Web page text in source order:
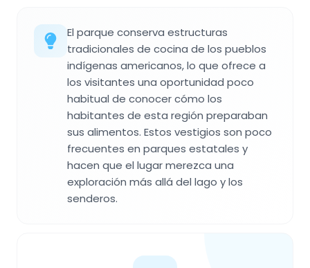
El parque conserva estructuras
tradicionales de cocina de los pueblos
indígenas americanos, lo que ofrece a
los visitantes una oportunidad poco
habitual de conocer cómo los
habitantes de esta región preparaban
sus alimentos. Estos vestigios son poco
frecuentes en parques estatales y
hacen que el lugar merezca una
exploración más allá del lago y los
senderos.